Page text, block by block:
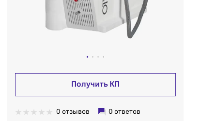
Получить КП
0 отзывов 0 ответов